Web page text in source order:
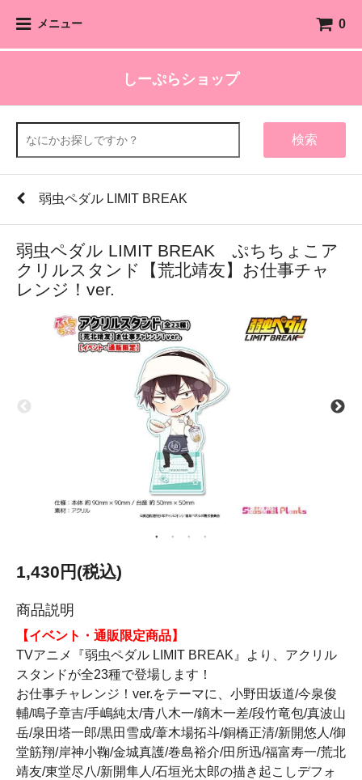
メニュー 0
しーぷらショップ
検索
弱虫ペダル LIMIT BREAK
弱虫ペダル LIMIT BREAK ぷちちょこア
クリルスタンド【荒北靖友】お仕事チャ
レンジ！ver.
1,430円(税込)
商品説明
【イベント・通販限定商品】
TVアニメ『弱虫ペダル LIMIT BREAK』より、アクリル
スタンドが全23種で登場します！
お仕事チャレンジ！ver.をテーマに、小野田坂道/今泉俊
輔/鳴子章吉/手嶋純太/青八木一/鏑木一差/段竹竜包/真波山
岳/泉田塔一郎/黒田雪成/葦木場拓斗/銅橋正清/新開悠人/御
堂筋翔/岸神小鞠/金城真護/巻島裕介/田所迅/福富寿一/荒北
靖友/東堂尽八/新開隼人/石垣光太郎の描き起こしデフォ